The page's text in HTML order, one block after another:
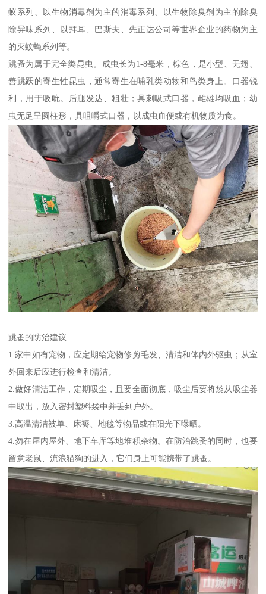
蚁系列、以生物消毒剂为主的消毒系列、以生物除臭剂为主的除臭
除异味系列、以拜耳、巴斯夫、先正达公司等世界企业的药物为主
的灭蚊蝇系列等。
跳蚤为属于完全类昆虫。成虫长为1-8毫米，棕色，是小型、无翅、
善跳跃的寄生性昆虫，通常寄生在哺乳类动物和鸟类身上。口器锐
利，用于吸吮。后腿发达、粗壮；具刺吸式口器，雌雄均吸血；幼
虫无足呈圆柱形，具咀嚼式口器，以成虫血便或有机物质为食。
跳蚤的防治建议
1.家中如有宠物，应定期给宠物修剪毛发、清洁和体内外驱虫；从室
外回来后应进行检查和清洁。
2.做好清洁工作，定期吸尘，且要全面彻底，吸尘后要将袋从吸尘器
中取出，放入密封塑料袋中并丢到户外。
3.高温清洁被单、床褥、地毯等物品或在阳光下曝晒。
4.勿在屋内屋外、地下车库等地堆积杂物。在防治跳蚤的同时，也要
留意老鼠、流浪猫狗的进入，它们身上可能携带了跳蚤。